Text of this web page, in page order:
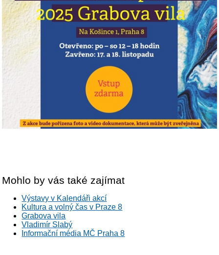
Mohlo by vás také zajímat
Výstavy v Kalendáři akcí
Kultura a volný čas v Praze 8
Grabova vila
Vladimír Slabý
Informační média MČ Praha 8